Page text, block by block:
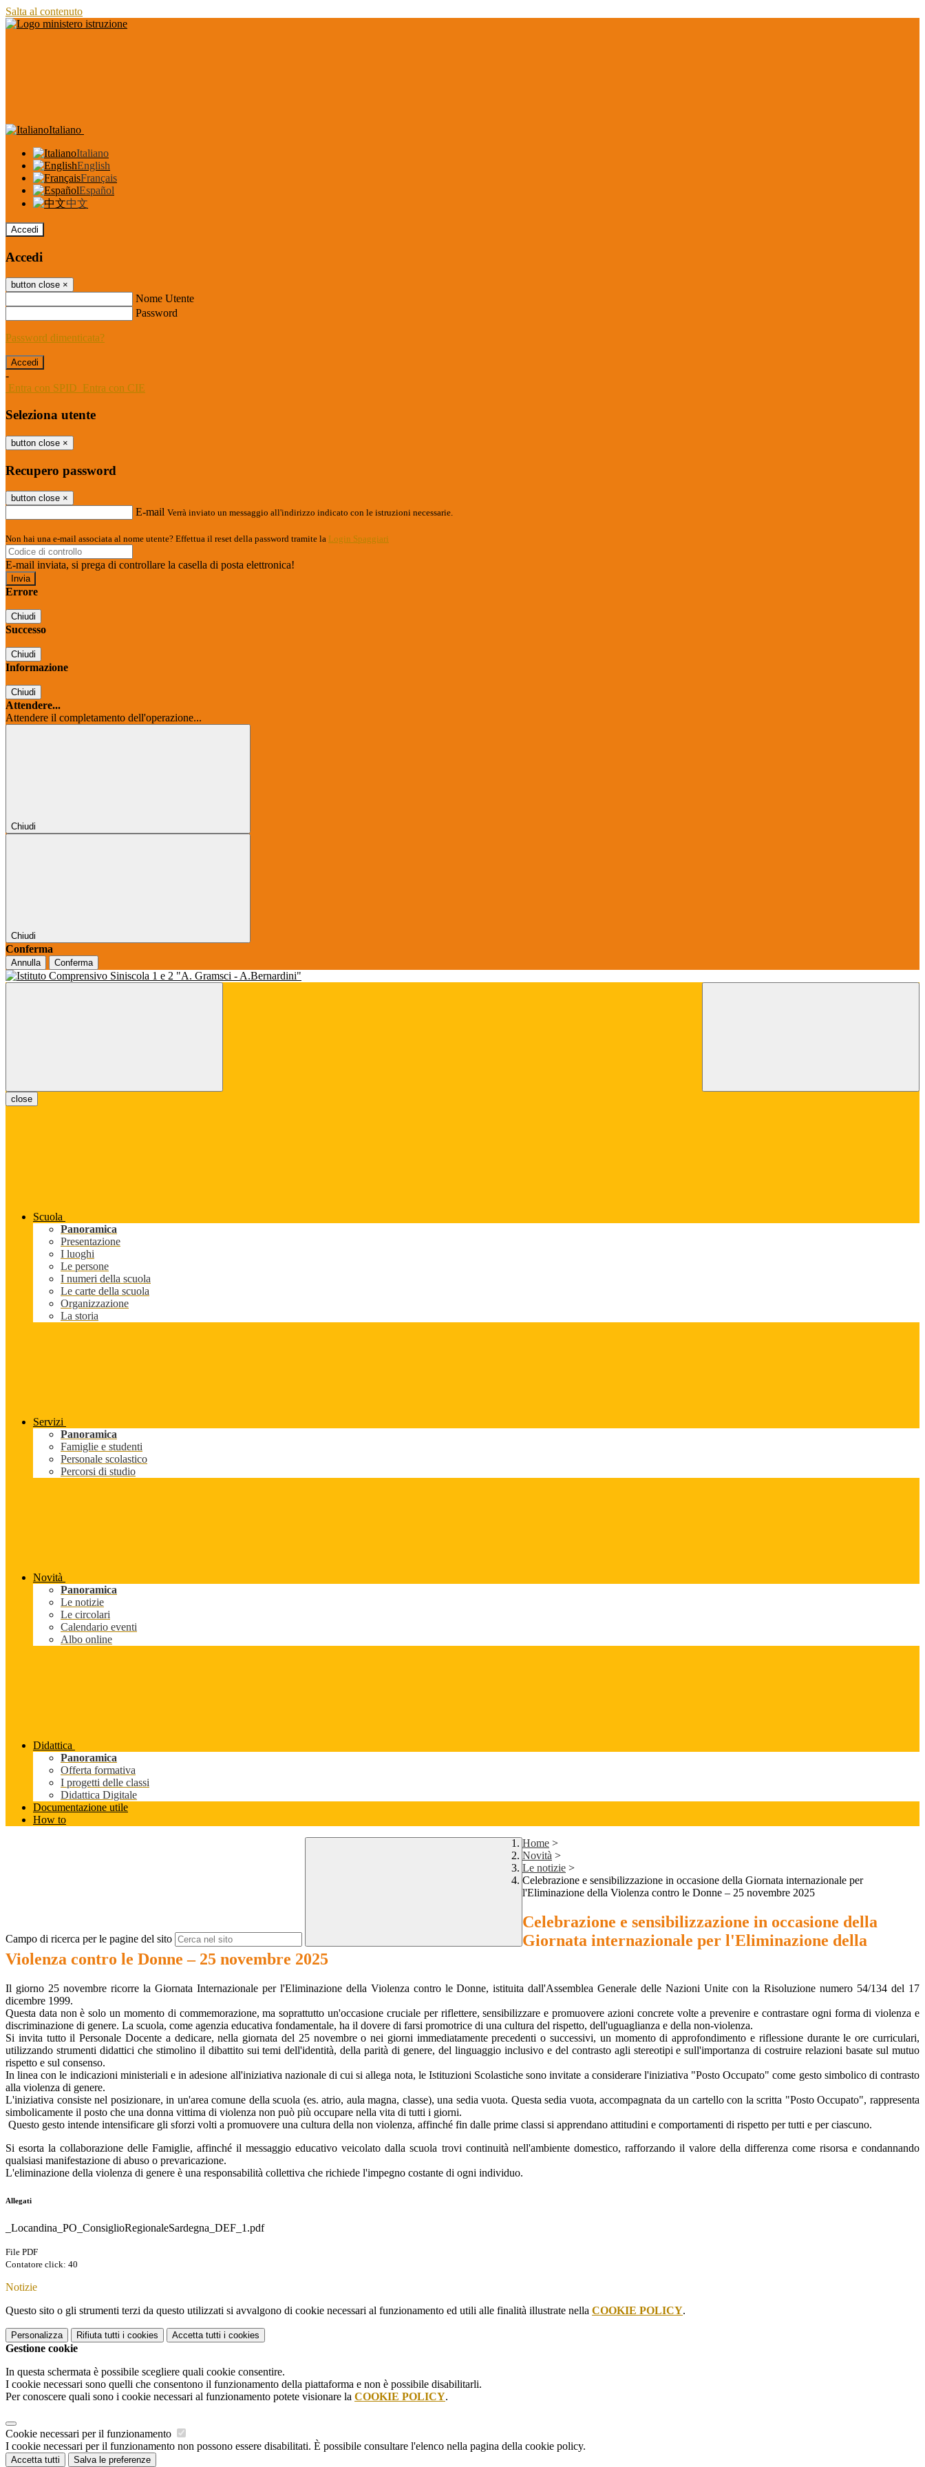
Salta al contenuto
Italiano
Italiano
English
Français
Español
中文
Accedi
Accedi
button close ×
Nome Utente
Password
Password dimenticata?
-
Entra con SPID Entra con CIE
Seleziona utente
button close ×
Recupero password
button close ×
E-mail Verrà inviato un messaggio all'indirizzo indicato con le istruzioni necessarie.
Non hai una e-mail associata al nome utente? Effettua il reset della password tramite la Login Spaggiari
E-mail inviata, si prega di controllare la casella di posta elettronica!
Errore
Chiudi
Successo
Chiudi
Informazione
Chiudi
Attendere...
Attendere il completamento dell'operazione...
Chiudi
Chiudi
Conferma
Annulla Conferma
close
Scuola
Panoramica
Presentazione
I luoghi
Le persone
I numeri della scuola
Le carte della scuola
Organizzazione
La storia
Servizi
Panoramica
Famiglie e studenti
Personale scolastico
Percorsi di studio
Novità
Panoramica
Le notizie
Le circolari
Calendario eventi
Albo online
Didattica
Panoramica
Offerta formativa
I progetti delle classi
Didattica Digitale
Documentazione utile
How to
Campo di ricerca per le pagine del sito
Home >
Novità >
Le notizie >
Celebrazione e sensibilizzazione in occasione della Giornata internazionale per
l'Eliminazione della Violenza contro le Donne – 25 novembre 2025
Celebrazione e sensibilizzazione in occasione della
Giornata internazionale per l'Eliminazione della
Violenza contro le Donne – 25 novembre 2025
Il giorno 25 novembre ricorre la Giornata Internazionale per l'Eliminazione della Violenza contro le Donne, istituita dall'Assemblea Generale delle Nazioni Unite con la Risoluzione numero 54/134 del 17
dicembre 1999.
Questa data non è solo un momento di commemorazione, ma soprattutto un'occasione cruciale per riflettere, sensibilizzare e promuovere azioni concrete volte a prevenire e contrastare ogni forma di violenza e
discriminazione di genere. La scuola, come agenzia educativa fondamentale, ha il dovere di farsi promotrice di una cultura del rispetto, dell'uguaglianza e della non-violenza.
Si invita tutto il Personale Docente a dedicare, nella giornata del 25 novembre o nei giorni immediatamente precedenti o successivi, un momento di approfondimento e riflessione durante le ore curriculari,
utilizzando strumenti didattici che stimolino il dibattito sui temi dell'identità, della parità di genere, del linguaggio inclusivo e del contrasto agli stereotipi e sull'importanza di costruire relazioni basate sul mutuo
rispetto e sul consenso.
In linea con le indicazioni ministeriali e in adesione all'iniziativa nazionale di cui si allega nota, le Istituzioni Scolastiche sono invitate a considerare l'iniziativa "Posto Occupato" come gesto simbolico di contrasto
alla violenza di genere.
L'iniziativa consiste nel posizionare, in un'area comune della scuola (es. atrio, aula magna, classe), una sedia vuota. Questa sedia vuota, accompagnata da un cartello con la scritta "Posto Occupato", rappresenta
simbolicamente il posto che una donna vittima di violenza non può più occupare nella vita di tutti i giorni.
Questo gesto intende intensificare gli sforzi volti a promuovere una cultura della non violenza, affinché fin dalle prime classi si apprendano attitudini e comportamenti di rispetto per tutti e per ciascuno.
Si esorta la collaborazione delle Famiglie, affinché il messaggio educativo veicolato dalla scuola trovi continuità nell'ambiente domestico, rafforzando il valore della differenza come risorsa e condannando
qualsiasi manifestazione di abuso o prevaricazione.
L'eliminazione della violenza di genere è una responsabilità collettiva che richiede l'impegno costante di ogni individuo.
Allegati
_Locandina_PO_ConsiglioRegionaleSardegna_DEF_1.pdf
File PDF
Contatore click: 40
Notizie
Questo sito o gli strumenti terzi da questo utilizzati si avvalgono di cookie necessari al funzionamento ed utili alle finalità illustrate nella COOKIE POLICY.
Personalizza Rifiuta tutti i cookies Accetta tutti i cookies
Gestione cookie
In questa schermata è possibile scegliere quali cookie consentire.
I cookie necessari sono quelli che consentono il funzionamento della piattaforma e non è possibile disabilitarli.
Per conoscere quali sono i cookie necessari al funzionamento potete visionare la COOKIE POLICY.
Cookie necessari per il funzionamento
I cookie necessari per il funzionamento non possono essere disabilitati. È possibile consultare l'elenco nella pagina della cookie policy.
Accetta tutti Salva le preferenze